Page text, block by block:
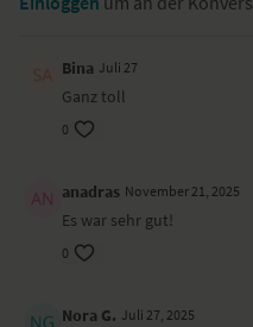
Du benötigst eine gefaltete
Bina Juli 27
Ganz toll
0
anadras November 21, 2025
Es war sehr gut!
0
Nora G. Juli 27, 2025